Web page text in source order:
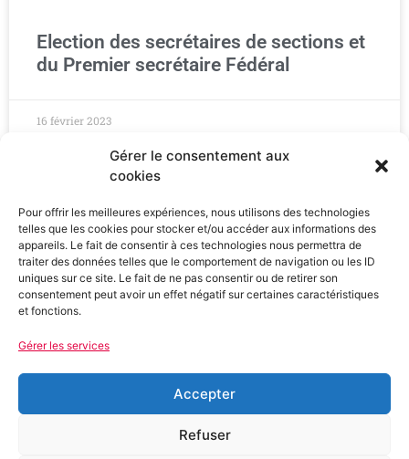
Gérer le consentement aux
cookies
Pour offrir les meilleures expériences, nous utilisons des technologies
telles que les cookies pour stocker et/ou accéder aux informations des
appareils. Le fait de consentir à ces technologies nous permettra de
traiter des données telles que le comportement de navigation ou les ID
uniques sur ce site. Le fait de ne pas consentir ou de retirer son
consentement peut avoir un effet négatif sur certaines caractéristiques
et fonctions.
Gérer les services
Accepter
Refuser
Election des secrétaires de sections et
du Premier secrétaire Fédéral
16 février 2023